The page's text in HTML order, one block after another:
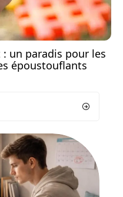
un paradis pour les
époustouflants